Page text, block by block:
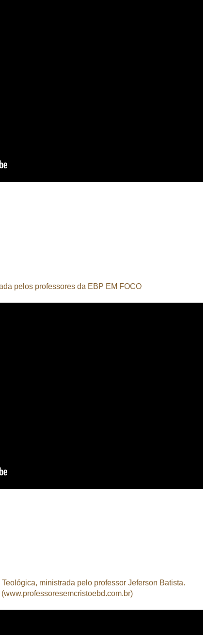
pelos professores da EBP EM FOCO
ministrada pelo professor Jeferson Batista.